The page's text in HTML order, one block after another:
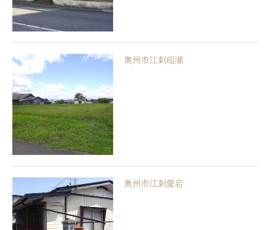
奥州市江刺稲瀬
奥州市江刺愛宕